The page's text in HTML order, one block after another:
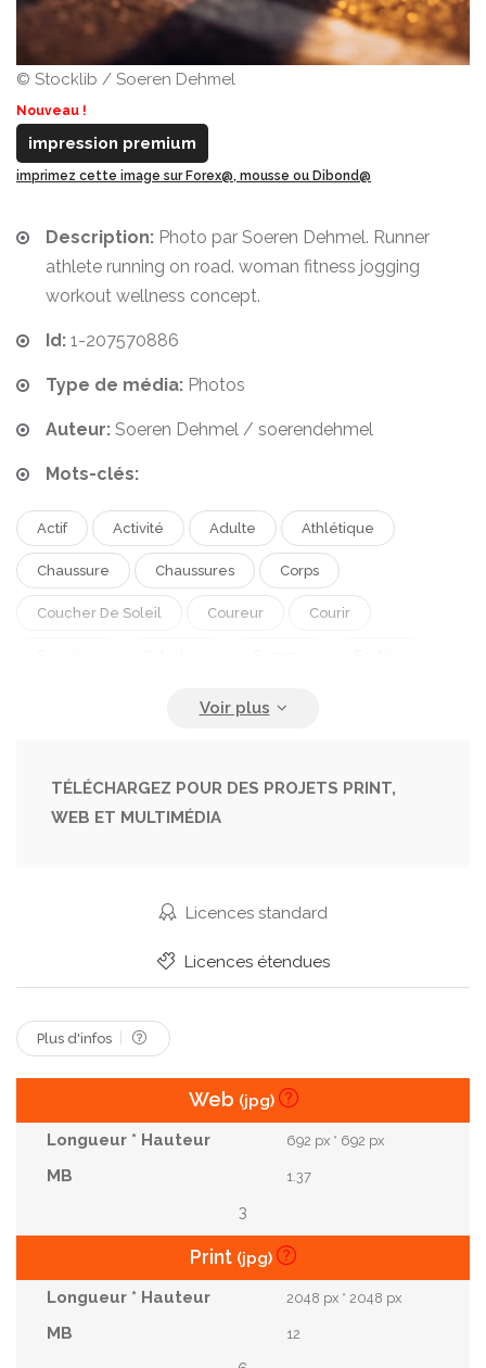
© Stocklib / Soeren Dehmel
Nouveau !
impression premium
imprimez cette image sur Forex@, mousse ou Dibond@
Description: Photo par Soeren Dehmel. Runner
athlete running on road. woman fitness jogging
workout wellness concept.
Id: 1-207570886
Type de média: Photos
Auteur: Soeren Dehmel / soerendehmel
Mots-clés:
Actif Activité Adulte Athlétique
Chaussure Chaussures Corps
Coucher De Soleil Coureur Courir
Jambes
Marathonienne Personne Personnes
Pieds Plein Air Remise En Forme
Sportif Vitalité Vitesse
TÉLÉCHARGEZ POUR DES PROJETS PRINT,
WEB ET MULTIMÉDIA
Licences standard
Licences étendues
Plus d'infos
Web (jpg)
692 px * 692 px
1.37
3
Print (jpg)
2048 px * 2048 px
12